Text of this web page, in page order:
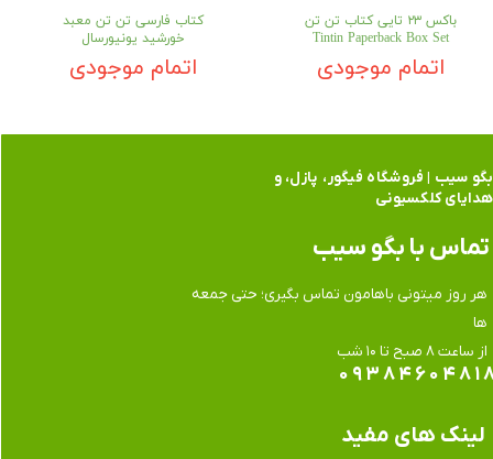
باکس ۲۳ تایی کتاب تن تن
Tintin Paperback Box Set
اتمام موجودی
کتاب فارسی تن تن معبد
خورشید یونیورسال
اتمام موجودی
تماس​​​​​​​ با بگو سیب
هر روز میتونی باهامون تماس بگیری؛ حتی جمعه
ها
​​​​​​​از ساعت ۸ صبح تا ۱۰ شب
بگو سیب | فروشگاه فیگور، پازل، و
هدایای کلکسیونی
لینک های مفید